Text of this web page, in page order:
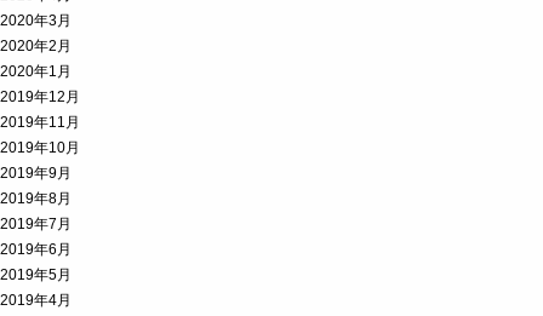
2020年3月
2020年2月
2020年1月
2019年12月
2019年11月
2019年10月
2019年9月
2019年8月
2019年7月
2019年6月
2019年5月
2019年4月